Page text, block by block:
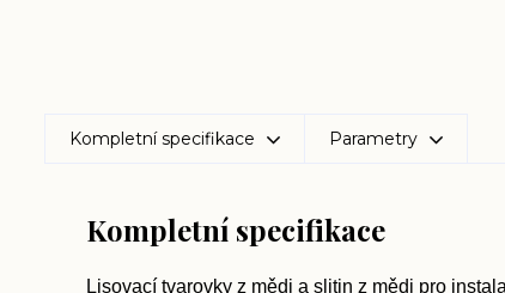
Kompletní specifikace Parametry
Kompletní specifikace
Lisovací tvarovky z mědi a slitin z mědi pro